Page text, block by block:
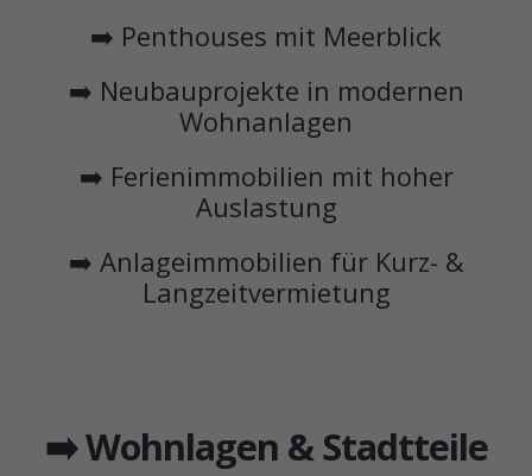
➡️ Penthouses mit Meerblick
➡️ Neubauprojekte in modernen
Wohnanlagen
➡️ Ferienimmobilien mit hoher
Auslastung
➡️ Anlageimmobilien für Kurz- &
Langzeitvermietung
➡️ Wohnlagen & Stadtteile